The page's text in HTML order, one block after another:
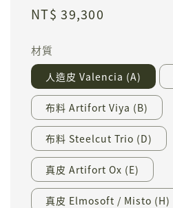
Regular
NT$ 39,300
材質
人造皮 Valencia (A)
布料 Artifort Viya (B)
布料 Steelcut Trio (D)
真皮 Artifort Ox (E)
真皮 Elmosoft / Misto (H)